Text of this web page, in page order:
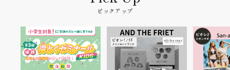
ピックアップ